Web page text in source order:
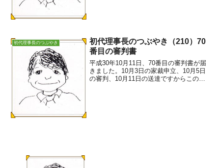
初代理事長のつぶやき
初代理事長のつぶやき（210）70
番目の審判書
平成30年10月11日、70番目の審判書が届
きました。10月3日の家裁申立、10月5日
の審判、10月11日の送達ですからこの間